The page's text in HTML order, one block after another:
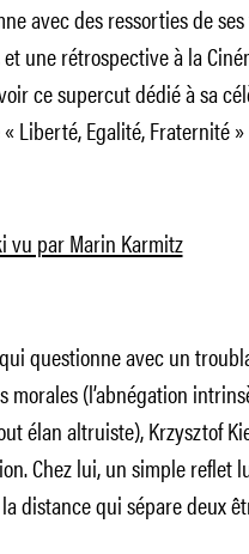
avec des ressorties de
une rétrospective à la
ce supercut dédié à sa
Liberté, Egalité, Fraternité »
vu par Marin Karmitz
questionne avec un
(l’abnégation
élan altruiste), Krzysztof
Chez lui, un simple reflet
distance qui sépare deux